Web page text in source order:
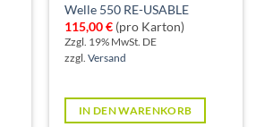
Welle 550 RE-USABLE
115,00€ (pro Karton)
Zzgl. 19% MwSt. DE
zzgl.Versand
IN DEN WARENKORB